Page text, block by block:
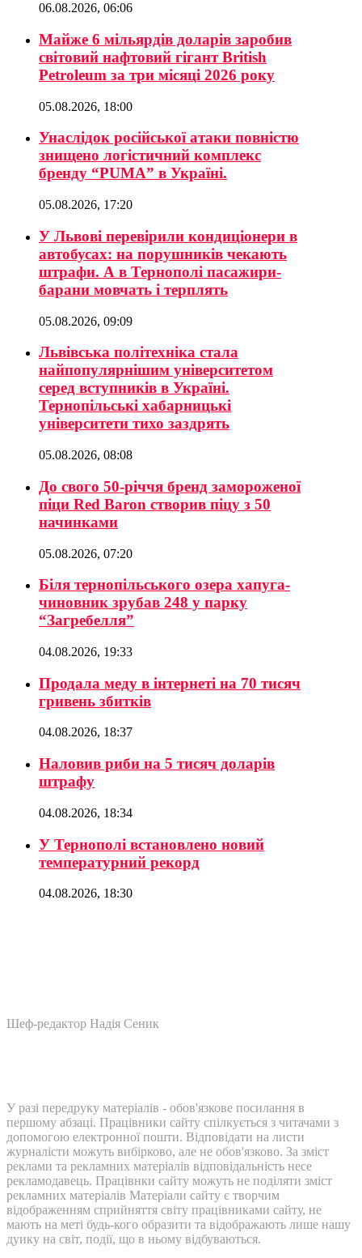
06.08.2026, 06:06
Майже 6 мільярдів доларів заробив
світовий нафтовий гігант British
Petroleum за три місяці 2026 року
05.08.2026, 18:00
Унаслідок російської атаки повністю
знищено логістичний комплекс
бренду “PUMA” в Україні.
05.08.2026, 17:20
У Львові перевірили кондиціонери в
автобусах: на порушників чекають
штрафи. А в Тернополі пасажири-
барани мовчать і терплять
05.08.2026, 09:09
Львівська політехніка стала
найпопулярнішим університетом
серед вступників в Україні.
Тернопільські хабарницькі
університети тихо заздрять
05.08.2026, 08:08
До свого 50-річчя бренд замороженої
піци Red Baron створив піцу з 50
начинками
05.08.2026, 07:20
Біля тернопільського озера хапуга-
чиновник зрубав 248 у парку
“Загребелля”
04.08.2026, 19:33
Продала меду в інтернеті на 70 тисяч
гривень збитків
04.08.2026, 18:37
Наловив риби на 5 тисяч доларів
штрафу
04.08.2026, 18:34
У Тернополі встановлено новий
температурний рекорд
04.08.2026, 18:30
Шеф-редактор Надія Сеник
У разі передруку матеріалів - обов'язкове посилання в
першому абзаці. Працівники сайту спілкується з читачами з
допомогою електронної пошти. Відповідати на листи
журналісти можуть вибірково, але не обов'язково. За зміст
реклами та рекламних матеріалів відповідальність несе
рекламодавець. Працівнки сайту можуть не поділяти зміст
рекламних матеріалів Матеріали сайту є творчим
відображенням сприйняття світу працівниками сайту, не
мають на меті будь-кого образити та відображають лише нашу
дуику на світ, події, що в ньому відбуваються.